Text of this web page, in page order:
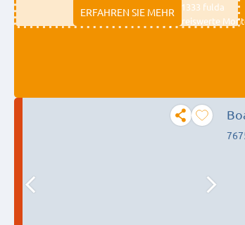
ERFAHREN SIE MEHR
11333 fulda
Preiswerte